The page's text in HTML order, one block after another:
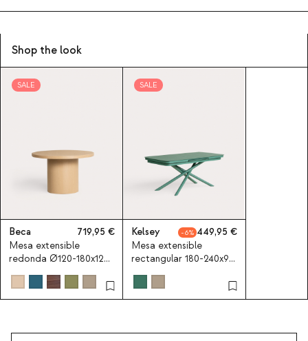
Shop the look
SALE
Beca
719,95
Mesa extensible
redonda Ø120-180x120
/ 240x120 cm de
exterior de aluminio
Beca
SALE
Kelsey 6
449,95
Mesa extensible
rectangular 180-240x90
cm de exterior de